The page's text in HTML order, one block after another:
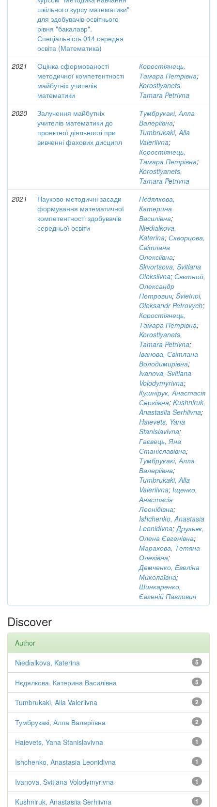
шкільного курсу математики"
для здобувачів освітнього
рівня "бакалавр".
Спеціальність 014 середня
освіта (Математика)
2021
Оцінка сформованості
методичної компетентності
майбутніх учителів
математики
Коростіянець,
Тамара Петрівна;
Korostiyanets,
Tamara Petrivna
2020
Залучення майбутніх
учителів математики до
проектної діяльності при
вивченні фахових дисципл
Тумбрукакі, Алла
Валеріївна;
Tumbrukaki, Alla
Valeriivna;
Коростіянець,
Тамара Петрівна;
Korostiyanets,
Tamara Petrivna
2021
Науково-методичні засади
формування математичної
компетентності здобувачів
середньої освіти
Нєдялкова,
Катерина
Василівна;
Nіedіаlkova,
Katerina; Скворцова,
Світлана
Олексіївна;
Skvortsova, Svitlana
Oleksiivna; Свєтной,
Олександр
Петрович; Svietnoi,
Oleksandr Petrovych;
Коростіянець,
Тамара Петрівна;
Korostiyanets,
Tamara Petrivna;
Іванова, Світлана
Володимирівна;
Ivanova, Svitlana
Volodymyrivna;
Кушнірук, Анастасія
Сергіївна; Kushniruk,
Anastasiia Serhiivna;
Haievets, Yana
Stanislavivna;
Гаєвець, Яна
Станіславівна;
Тумбрукакі, Алла
Валеріївна;
Tumbrukaki, Alla
Valeriivna; Іщенко,
Анастасія
Леонідівна;
Ishchenko, Anastasia
Leonidivna;Друзьяк,
Олена Євгенівна;
Марахова, Тетяна
Олегівна;
Демченко, Евеліна
Миколаївна;
Шинкаренко,
Євгеній Павлович
Discover
Author
5
Nіedіаlkova, Katerina
5
Нєдялкова, Катерина Василівна
2
Tumbrukaki, Alla Valeriivna
2
Тумбрукакі, Алла Валеріївна
1
Haievets, Yana Stanislavivna
1
Ishchenko, Anastasia Leonidivna
1
Ivanova, Svitlana Volodymyrivna
1
Kushniruk, Anastasiia Serhiivna